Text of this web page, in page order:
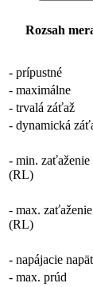
Rozsah
- prípustné
- maximálne
- trvalá záťaž
- dynamická
- min. zaťaženie
(RL)
- max.
(RL)
- napájacie
- max. prúd